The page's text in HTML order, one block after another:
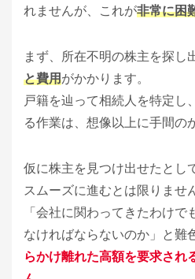
れませんが、これが非常に困
まず、所在不明の株主を探し
と費用がかかります。
戸籍を辿って相続人を特定し
る作業は、想像以上に手間の
仮に株主を見つけ出せたとし
スムーズに進むとは限りませ
「会社に関わってきたわけで
なければならないのか」と難
らかけ離れた高額を要求され